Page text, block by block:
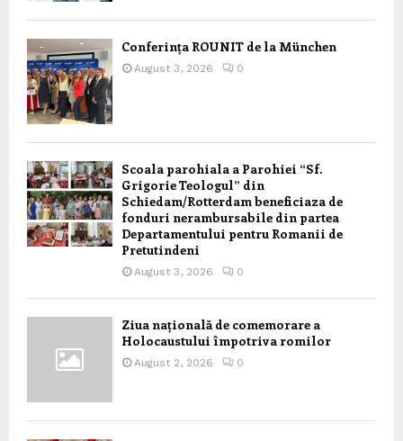
Conferința ROUNIT de la München
August 3, 2026 0
Scoala parohiala a Parohiei “Sf.
Grigorie Teologul” din
Schiedam/Rotterdam beneficiaza de
fonduri nerambursabile din partea
Departamentului pentru Romanii de
Pretutindeni
August 3, 2026 0
Ziua națională de comemorare a
Holocaustului împotriva romilor
August 2, 2026 0